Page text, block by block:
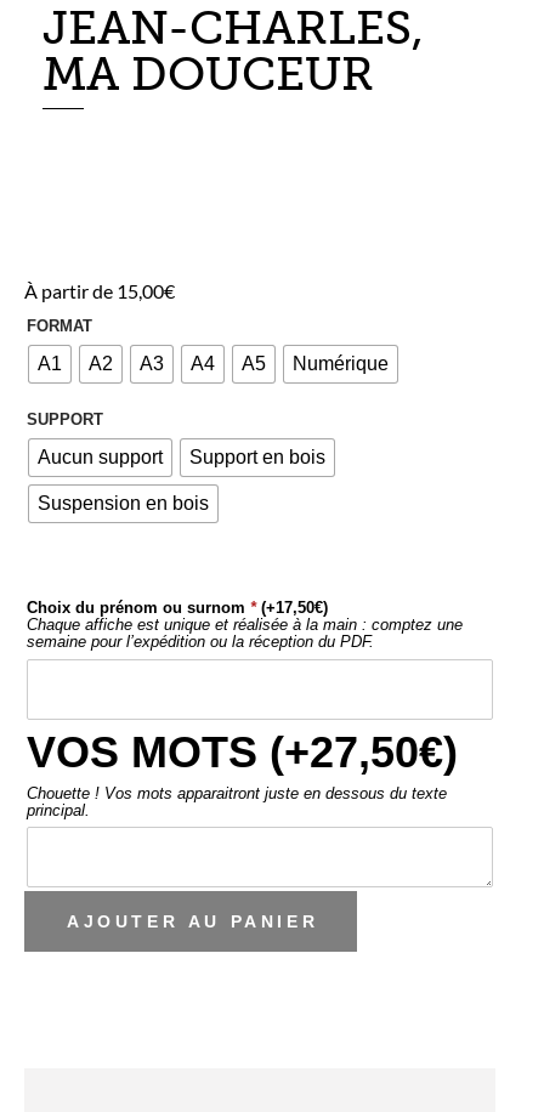
JEAN-CHARLES,
MA DOUCEUR
À partir de 15,00€
FORMAT
A1 A2 A3 A4 A5 Numérique
SUPPORT
Aucun support Support en bois
Suspension en bois
Choix du prénom ou surnom *(+17,50€)
Chaque affiche est unique et réalisée à la main : comptez une
semaine pour l’expédition ou la réception du PDF.
VOS MOTS (+27,50€)
Chouette ! Vos mots apparaitront juste en dessous du texte
principal.
AJOUTER AU PANIER